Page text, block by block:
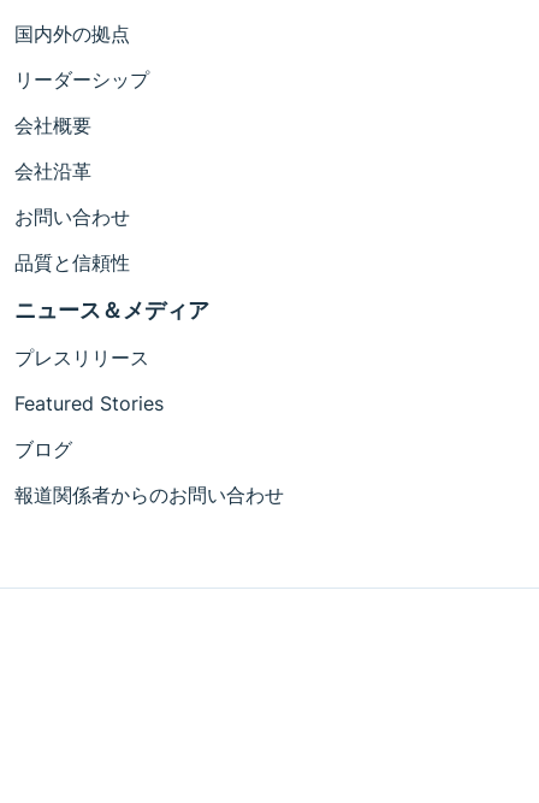
国内外の拠点
リーダーシップ
会社概要
会社沿革
お問い合わせ
品質と信頼性
ニュース＆メディア
プレスリリース
Featured Stories
ブログ
報道関係者からのお問い合わせ